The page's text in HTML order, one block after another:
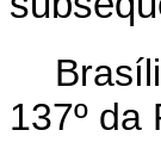
137º da